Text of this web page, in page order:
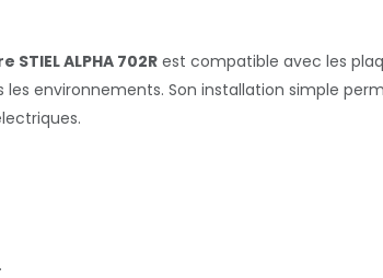
STIEL ALPHA 702R est compatible avec les
environnements. Son installation simple